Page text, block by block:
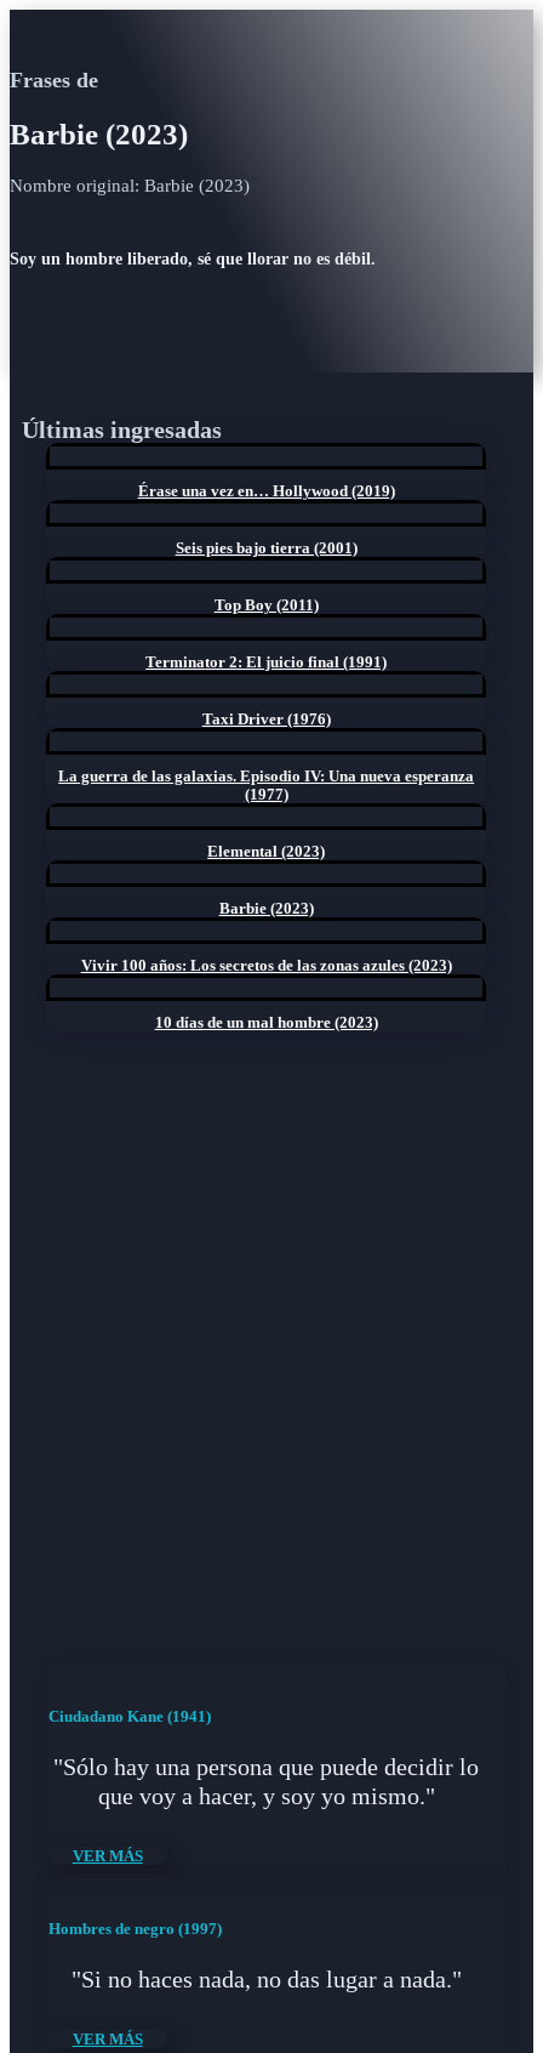
Frases de
Barbie (2023)
Nombre original: Barbie (2023)
Soy un hombre liberado, sé que llorar no es débil.
Últimas ingresadas
Érase una vez en… Hollywood (2019)
Seis pies bajo tierra (2001)
Top Boy (2011)
Terminator 2: El juicio final (1991)
Taxi Driver (1976)
La guerra de las galaxias. Episodio IV: Una nueva esperanza
(1977)
Elemental (2023)
Barbie (2023)
Vivir 100 años: Los secretos de las zonas azules (2023)
10 días de un mal hombre (2023)
Ciudadano Kane (1941)
"Sólo hay una persona que puede decidir lo
que voy a hacer, y soy yo mismo."
VER MÁS
Hombres de negro (1997)
"Si no haces nada, no das lugar a nada."
VER MÁS